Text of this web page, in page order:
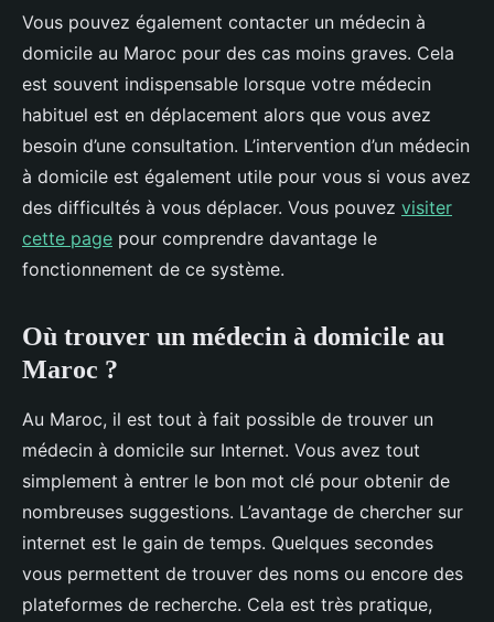
Vous pouvez également contacter un médecin à
domicile au Maroc pour des cas moins graves. Cela
est souvent indispensable lorsque votre médecin
habituel est en déplacement alors que vous avez
besoin d’une consultation. L’intervention d’un médecin
à domicile est également utile pour vous si vous avez
des difficultés à vous déplacer. Vous pouvez visiter
cette page pour comprendre davantage le
fonctionnement de ce système.
Où trouver un médecin à domicile au
Maroc ?
Au Maroc, il est tout à fait possible de trouver un
médecin à domicile sur Internet. Vous avez tout
simplement à entrer le bon mot clé pour obtenir de
nombreuses suggestions. L’avantage de chercher sur
internet est le gain de temps. Quelques secondes
vous permettent de trouver des noms ou encore des
plateformes de recherche. Cela est très pratique,